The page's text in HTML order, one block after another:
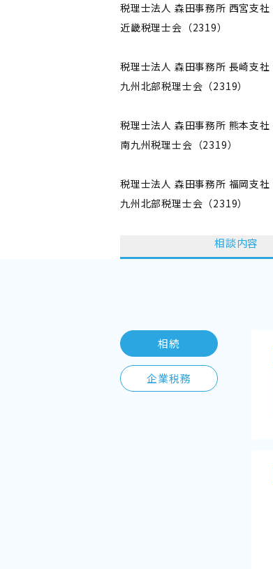
税理士法人 森田事務所 西宮支社
近畿税理士会（2319）
税理士法人 森田事務所 長崎支社
九州北部税理士会（2319）
税理士法人 森田事務所 熊本支社
南九州税理士会（2319）
税理士法人 森田事務所 福岡支社
九州北部税理士会（2319）
相談内容
相続
企業税務